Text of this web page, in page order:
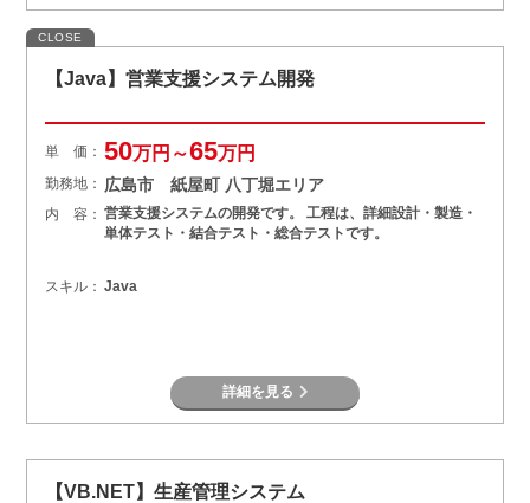
CLOSE
【Java】営業支援システム開発
単 価： 50万円～65万円
勤務地： 広島市 紙屋町 八丁堀エリア
内 容： 営業支援システムの開発です。 工程は、詳細設計・製造・
単体テスト・結合テスト・総合テストです。
スキル： Java
詳細を見る
【VB.NET】生産管理システム